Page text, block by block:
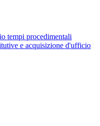
tempi procedimentali
e acquisizione d'ufficio